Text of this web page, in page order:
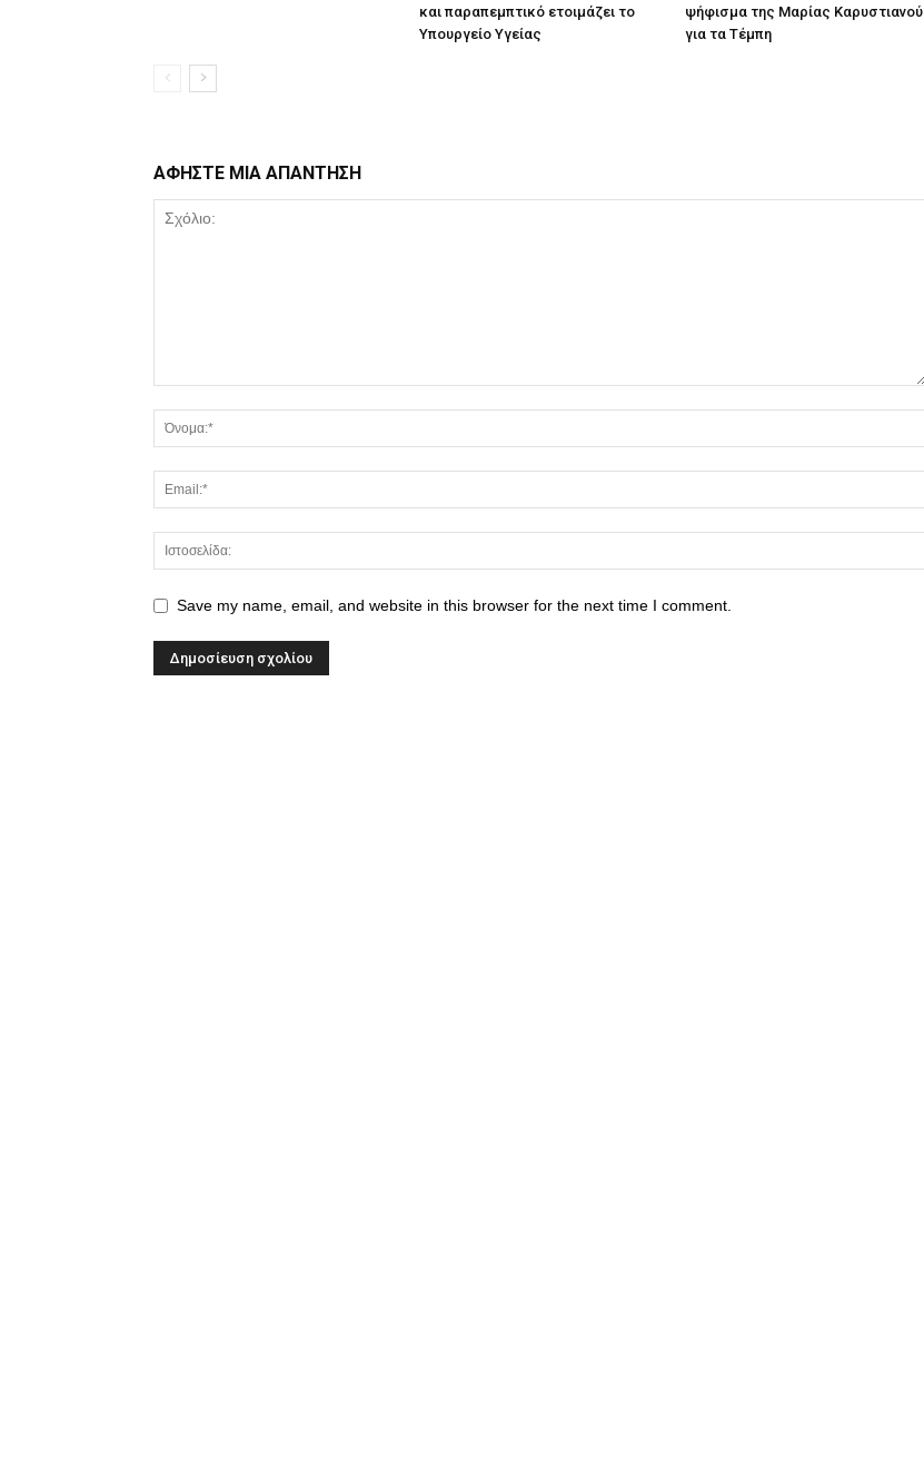
και παραπεμπτικό ετοιμάζει το
Υπουργείο Υγείας
ψήφισμα της Μαρίας Καρυστιανού
για τα Τέμπη
ΑΦΗΣΤΕ ΜΙΑ ΑΠΑΝΤΗΣΗ
Save my name, email, and website in this browser for the next time I comment.